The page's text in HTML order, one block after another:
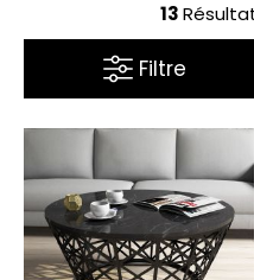
13
Filtre